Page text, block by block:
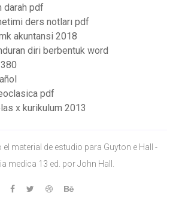
darah pdf
ders notları pdf
akuntansi 2018
diri berbentuk word
pdf
x kurikulum 2013
el material de estudio para Guyton e Hall -
medica 13 ed. por John Hall.